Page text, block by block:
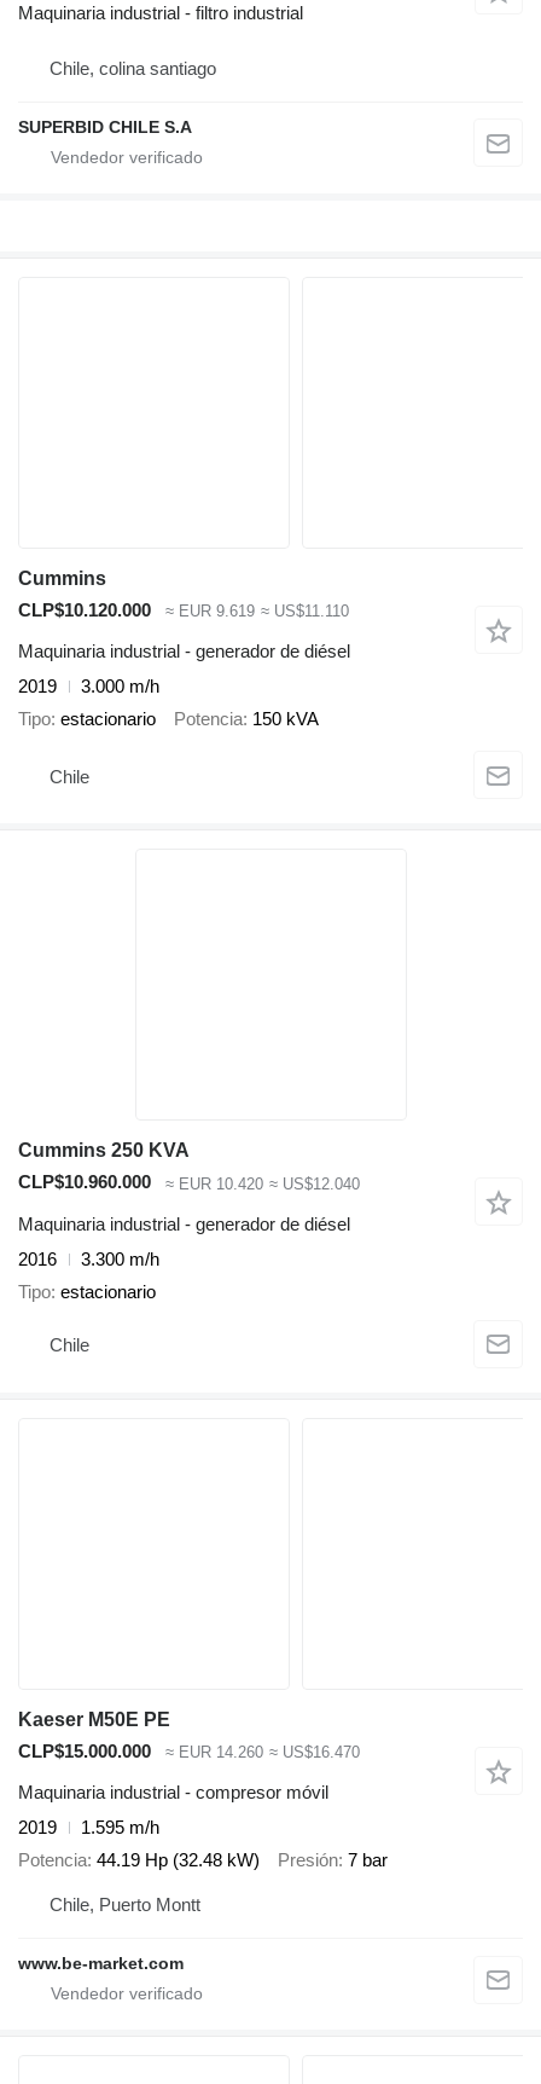
Maquinaria industrial - filtro industrial
Chile, colina santiago
SUPERBID CHILE S.A
Cummins
CLP$10.120.000
≈ EUR 9.619 ≈ US$11.110
Maquinaria industrial - generador de diésel
2019
3.000 m/h
Tipo estacionario Potencia 150 kVA
Chile
Cummins 250 KVA
CLP$10.960.000
≈ EUR 10.420 ≈ US$12.040
Maquinaria industrial - generador de diésel
2016
3.300 m/h
Tipo estacionario
Chile
Kaeser M50E PE
CLP$15.000.000
≈ EUR 14.260 ≈ US$16.470
Maquinaria industrial - compresor móvil
2019
1.595 m/h
Potencia 44.19 Hp (32.48 kW) Presión 7 bar
Chile, Puerto Montt
www.be-market.com